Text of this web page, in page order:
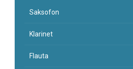
Saksofon
Klarinet
Flauta